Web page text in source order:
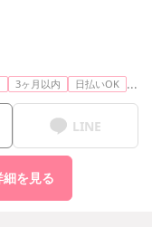
3ヶ月以内 日払いOK ...
LINE
を見る